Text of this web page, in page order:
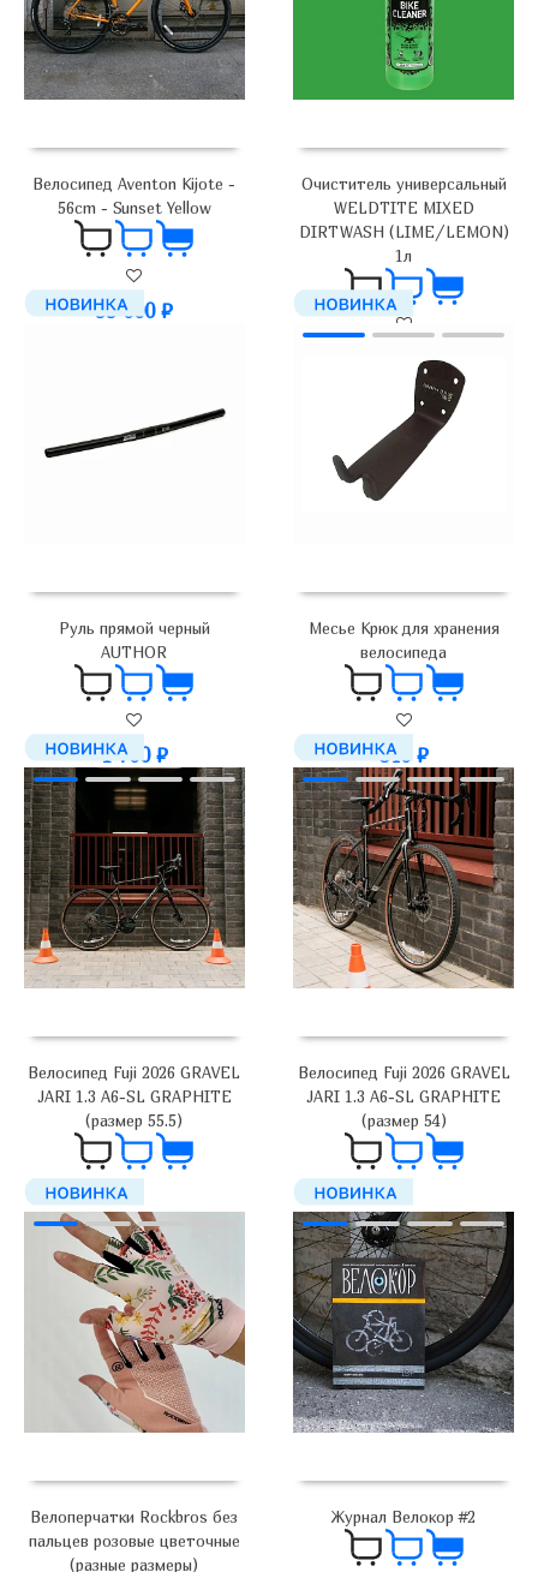
Велосипед Aventon Kijote -
56cm - Sunset Yellow
99 000₽
Очиститель универсальный
WELDTITE MIXED
DIRTWASH (LIME/LEMON)
1л
2 000₽
Руль прямой черный
AUTHOR
1 700 ₽
Месье Крюк для хранения
велосипеда
840₽
Велосипед Fuji 2026 GRAVEL
JARI 1.3 A6-SL GRAPHITE
(размер 55.5)
179 000
Велосипед Fuji 2026 GRAVEL
JARI 1.3 A6-SL GRAPHITE
(размер 54)
179 000₽
Велоперчатки Rockbros без
пальцев розовые цветочные
(разные размеры)
Журнал Велокор #2